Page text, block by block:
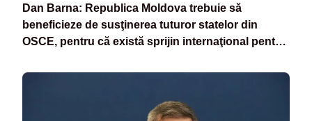
Dan Barna: Republica Moldova trebuie să
beneficieze de susţinerea tuturor statelor din
OSCE, pentru că există sprijin internaţional pentru